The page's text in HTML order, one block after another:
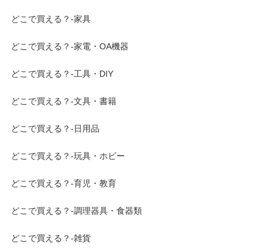
どこで買える？-家具
どこで買える？-家電・OA機器
どこで買える？-工具・DIY
どこで買える？-文具・書籍
どこで買える？-日用品
どこで買える？-玩具・ホビー
どこで買える？-育児・教育
どこで買える？-調理器具・食器類
どこで買える？-雑貨